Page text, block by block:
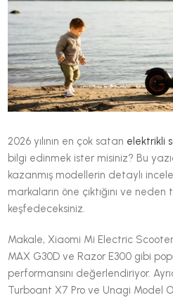
2026 yılının en çok satan elektrikli
bilgi edinmek ister misiniz? Bu
kazanmış modellerin detaylı
markaların öne çıktığını ve
keşfedeceksiniz.
Makale, Xiaomi Mi Electric
MAX G30D ve Razor E300 gibi
performansını değerlendiriyor.
Turboant X7 Pro ve Unagi Model